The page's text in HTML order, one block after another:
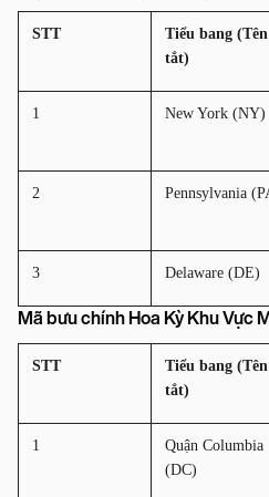
STT
Tiểu bang
tắt)
1 New York (NY)
2 Pennsylvania
3 Delaware (DE)
Mã bưu chính Hoa Kỳ Khu Vực
STT
Tiểu bang
tắt)
1
Quận Columbia
(DC)